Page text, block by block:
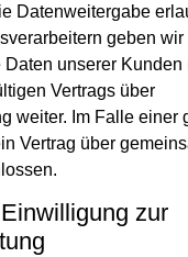
Datenweitergabe
geben wir
unserer Kunden
Vertrags über
weiter. Im Falle einer
Vertrag über
zur